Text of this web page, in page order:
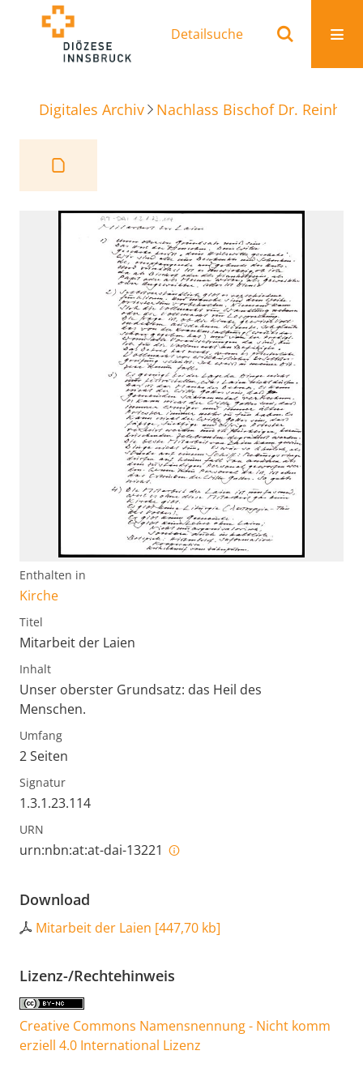
Detailsuche
Digitales Archiv Nachlass Bischof Dr.
Enthalten in
Kirche
Titel
Mitarbeit der Laien
Inhalt
Unser oberster Grundsatz: das Heil des
Menschen.
Umfang
2 Seiten
Signatur
1.3.1.23.114
URN
urn:nbn:at:at-dai-13221
Download
Mitarbeit der Laien [447,70 kb]
Lizenz-/Rechtehinweis
Creative Commons Namensnennung - Nicht komm
erziell 4.0 International Lizenz